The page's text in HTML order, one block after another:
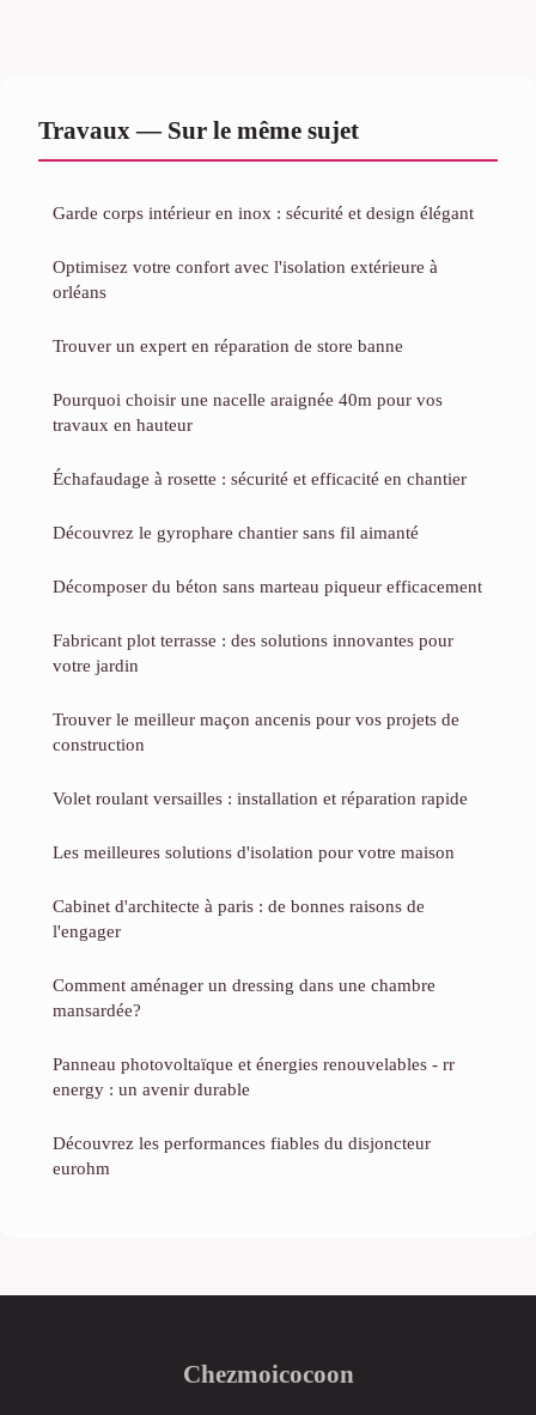
Travaux — Sur le même sujet
Garde corps intérieur en inox : sécurité et design élégant
Optimisez votre confort avec l'isolation extérieure à
orléans
Trouver un expert en réparation de store banne
Pourquoi choisir une nacelle araignée 40m pour vos
travaux en hauteur
Échafaudage à rosette : sécurité et efficacité en chantier
Découvrez le gyrophare chantier sans fil aimanté
Décomposer du béton sans marteau piqueur efficacement
Fabricant plot terrasse : des solutions innovantes pour
votre jardin
Trouver le meilleur maçon ancenis pour vos projets de
construction
Volet roulant versailles : installation et réparation rapide
Les meilleures solutions d'isolation pour votre maison
Cabinet d'architecte à paris : de bonnes raisons de
l'engager
Comment aménager un dressing dans une chambre
mansardée?
Panneau photovoltaïque et énergies renouvelables - rr
energy : un avenir durable
Découvrez les performances fiables du disjoncteur
eurohm
Chezmoicocoon